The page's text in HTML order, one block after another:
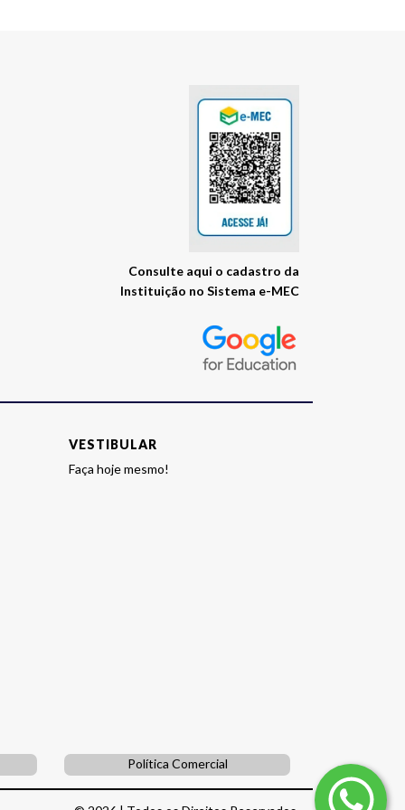
Consulte Visite
o
MEC
aqui o cadastro da
Instituição no Sistema e-MEC
VESTIBULAR
Faça hoje mesmo!
Política Comercial